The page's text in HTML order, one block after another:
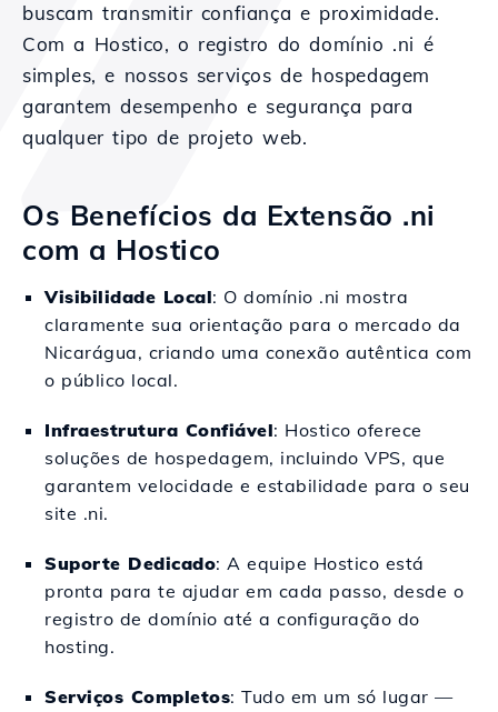
buscam transmitir confiança e proximidade.
Com a Hostico, o registro do domínio .ni é
simples, e nossos serviços de hospedagem
garantem desempenho e segurança para
qualquer tipo de projeto web.
Os Benefícios da Extensão .ni
com a Hostico
Visibilidade Local: O domínio .ni mostra
claramente sua orientação para o mercado da
Nicarágua, criando uma conexão autêntica com
o público local.
Infraestrutura Confiável: Hostico oferece
soluções de hospedagem, incluindo VPS, que
garantem velocidade e estabilidade para o seu
site .ni.
Suporte Dedicado: A equipe Hostico está
pronta para te ajudar em cada passo, desde o
registro de domínio até a configuração do
hosting.
Serviços Completos: Tudo em um só lugar —